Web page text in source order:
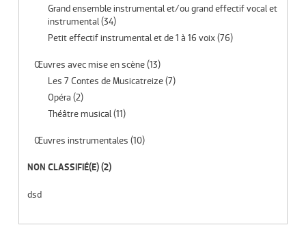
Grand ensemble instrumental et/ou grand effectif vocal et
instrumental(34)
Petit effectif instrumental et de 1 à 16 voix(76)
Œuvres avec mise en scène(13)
Les 7 Contes de Musicatreize(7)
Opéra (2)
Théâtre musical(11)
Œuvres instrumentales (10)
NON CLASSIFIÉ(E)(2)
dsd